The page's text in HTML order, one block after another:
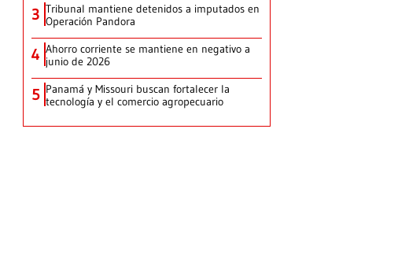
3 Tribunal mantiene detenidos a imputados en
Operación Pandora
4 Ahorro corriente se mantiene en negativo a
junio de 2026
5 Panamá y Missouri buscan fortalecer la
tecnología y el comercio agropecuario